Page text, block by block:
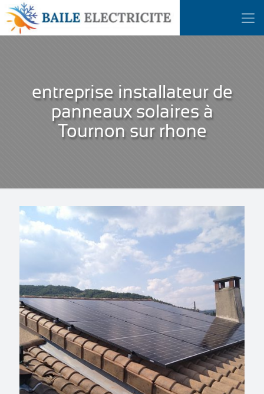
entreprise installateur de
panneaux solaires à
Tournon sur rhone